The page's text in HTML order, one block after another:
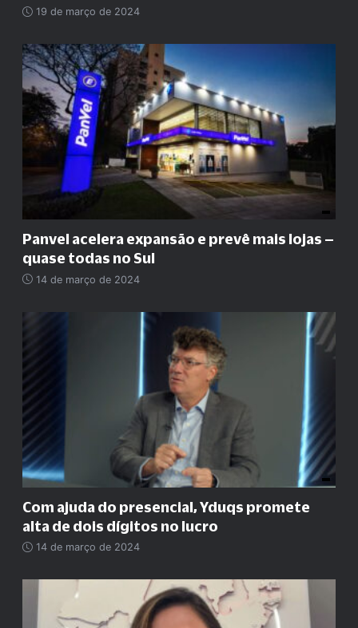
19 de março de 2024
Panvel acelera expansão e prevê mais lojas –
quase todas no Sul
14 de março de 2024
Com ajuda do presencial, Yduqs promete
alta de dois dígitos no lucro
14 de março de 2024